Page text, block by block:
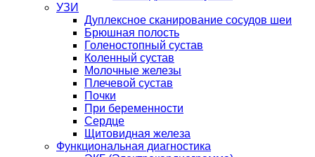
УЗИ
Дуплексное сканирование сосудов шеи
Брюшная полость
Голеностопный сустав
Коленный сустав
Молочные железы
Плечевой сустав
Почки
При беременности
Сердце
Щитовидная железа
Функциональная диагностика